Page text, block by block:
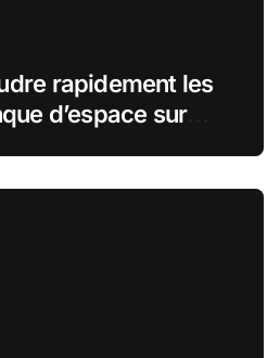
rapidement les
d’espace sur